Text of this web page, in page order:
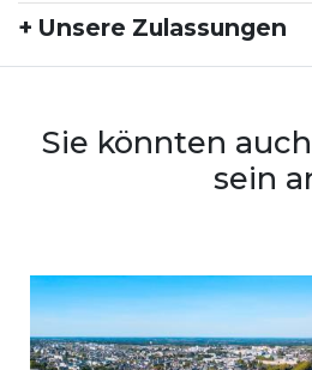
+ Unsere Zulassungen
Sie könnten
sein